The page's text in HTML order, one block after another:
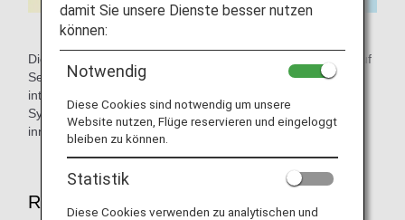
Die Symbole „Innerjapanisch“ und „International“ weisen auf
Serviceunterschiede zwischen innerjapanischen und
internationalen Flügen hin. Inhalte, die nicht mit einem
Symbol gekennzeichnet sind, gelten sowohl für
innerjapanische als auch für internationale Flüge.
Reisende mit Allergien
damit Sie unsere Dienste besser nutzen
können:
Notwendig
Diese Cookies sind notwendig um unsere
Website nutzen, Flüge reservieren und eingeloggt
bleiben zu können.
Statistik
Diese Cookies verwenden zu analytischen und